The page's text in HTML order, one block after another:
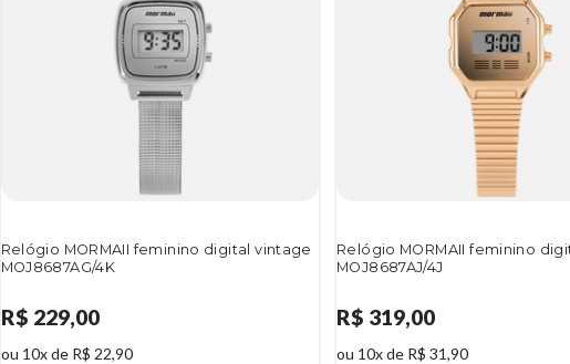
Relógio MORMAII feminino digital vintage
MOJ8687AG/4K
R$ 229,00
ou 10x de R$ 22,90
Relógio MORMAII feminino
MOJ8687AJ/4J
R$ 319,00
ou 10x de R$ 31,90